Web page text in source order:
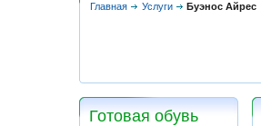
Главная Услуги Буэнос Айрес
Готовая обувь